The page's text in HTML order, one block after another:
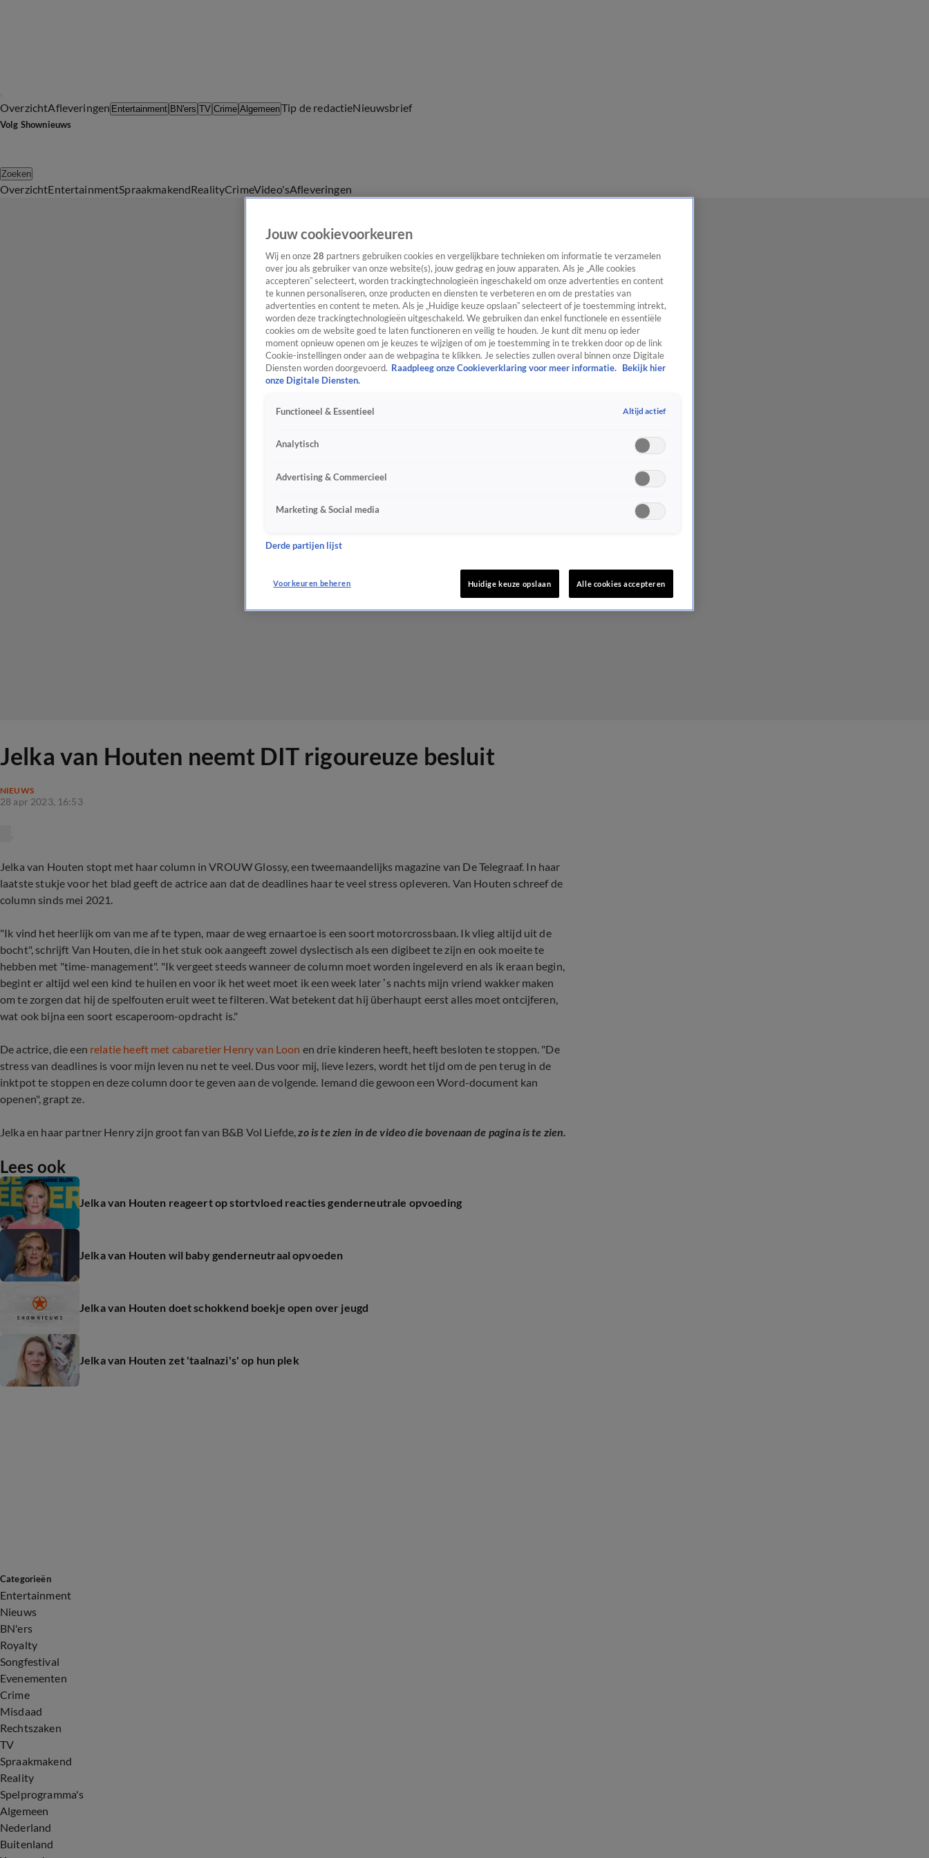
OverzichtAfleveringen Entertainment BN'ers TV Crime AlgemeenTip de redactieNieuwsbrief
Volg Shownieuws
Zoeken
OverzichtEntertainmentSpraakmakendRealityCrimeVideo'sAfleveringen
Jelka van Houten neemt DIT rigoureuze besluit
NIEUWS
28 apr 2023, 16:53
Jelka van Houten stopt met haar column in VROUW Glossy, een tweemaandelijks magazine van De Telegraaf. In haar
laatste stukje voor het blad geeft de actrice aan dat de deadlines haar te veel stress opleveren. Van Houten schreef de
column sinds mei 2021.
"Ik vind het heerlijk om van me af te typen, maar de weg ernaartoe is een soort motorcrossbaan. Ik vlieg altijd uit de
bocht", schrijft Van Houten, die in het stuk ook aangeeft zowel dyslectisch als een digibeet te zijn en ook moeite te
hebben met "time-management". "Ik vergeet steeds wanneer de column moet worden ingeleverd en als ik eraan begin,
begint er altijd wel een kind te huilen en voor ik het weet moet ik een week later ’s nachts mijn vriend wakker maken
om te zorgen dat hij de spelfouten eruit weet te filteren. Wat betekent dat hij überhaupt eerst alles moet ontcijferen,
wat ook bijna een soort escaperoom-opdracht is."
De actrice, die een relatie heeft met cabaretier Henry van Loon en drie kinderen heeft, heeft besloten te stoppen. "De
stress van deadlines is voor mijn leven nu net te veel. Dus voor mij, lieve lezers, wordt het tijd om de pen terug in de
inktpot te stoppen en deze column door te geven aan de volgende. Iemand die gewoon een Word-document kan
openen", grapt ze.
Jelka en haar partner Henry zijn groot fan van B&B Vol Liefde,zo is te zien in de video die bovenaan de pagina is te zien.
Lees ook
Jelka van Houten reageert op stortvloed reacties genderneutrale opvoeding
Jelka van Houten wil baby genderneutraal opvoeden
Jelka van Houten doet schokkend boekje open over jeugd
Jelka van Houten zet 'taalnazi's' op hun plek
Categorieën
Entertainment
Nieuws
BN'ers
Royalty
Songfestival
Evenementen
Crime
Misdaad
Rechtszaken
TV
Spraakmakend
Reality
Spelprogramma's
Algemeen
Nederland
Buitenland
Jouw cookievoorkeuren
Wij en onze 28 partners gebruiken cookies en vergelijkbare technieken om informatie te verzamelen
over jou als gebruiker van onze website(s), jouw gedrag en jouw apparaten. Als je „Alle cookies
accepteren” selecteert, worden trackingtechnologieën ingeschakeld om onze advertenties en content
te kunnen personaliseren, onze producten en diensten te verbeteren en om de prestaties van
advertenties en content te meten. Als je „Huidige keuze opslaan” selecteert of je toestemming intrekt,
worden deze trackingtechnologieën uitgeschakeld. We gebruiken dan enkel functionele en essentiële
cookies om de website goed te laten functioneren en veilig te houden. Je kunt dit menu op ieder
moment opnieuw openen om je keuzes te wijzigen of om je toestemming in te trekken door op de link
Cookie-instellingen onder aan de webpagina te klikken. Je selecties zullen overal binnen onze Digitale
Diensten worden doorgevoerd. Raadpleeg onze Cookieverklaring voor meer informatie. Bekijk hier
onze Digitale Diensten.
Functioneel & Essentieel Altijd actief
Analytisch
Advertising & Commercieel
Marketing & Social media
Derde partijen lijst
Voorkeuren beheren Huidige keuze opslaan Alle cookies accepteren